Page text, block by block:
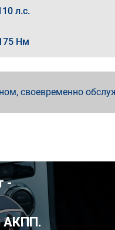
л.с.
Нм
своевременно
-
АКПП.